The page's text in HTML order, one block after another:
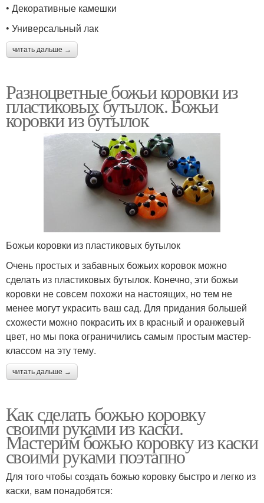
• Декоративные камешки
• Универсальный лак
читать дальше →
Разноцветные божьи коровки из
пластиковых бутылок. Божьи
коровки из бутылок
Божьи коровки из пластиковых бутылок
Очень простых и забавных божьих коровок можно
сделать из пластиковых бутылок. Конечно, эти божьи
коровки не совсем похожи на настоящих, но тем не
менее могут украсить ваш сад. Для придания большей
схожести можно покрасить их в красный и оранжевый
цвет, но мы пока ограничились самым простым мастер-
классом на эту тему.
читать дальше →
Как сделать божью коровку
своими руками из каски.
Мастерим божью коровку из каски
своими руками поэтапно
Для того чтобы создать божью коровку быстро и легко из
каски, вам понадобятся: